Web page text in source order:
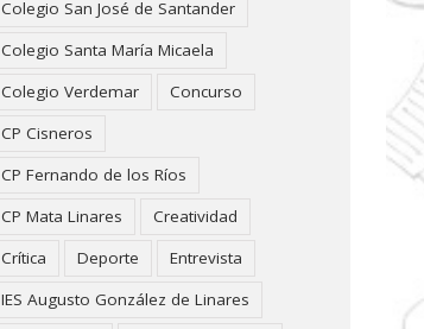
Colegio San José de Santander
Colegio Santa María Micaela
Colegio Verdemar
Concurso
CP Cisneros
CP Fernando de los Ríos
CP Mata Linares
Creatividad
Crítica
Deporte
Entrevista
IES Augusto González de Linares